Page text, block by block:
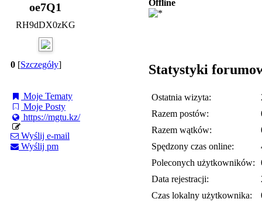
oe7Q1
RH9dDX0zKG
0 [Szczegóły]
Moje Tematy
Moje Posty
https://mgtu.kz/
Wyślij e-mail
Wyślij pm
Offline
Statystyki
Ostatnia wizyta:
Razem postów:
Razem wątków:
Spędzony czas online:
Poleconych użytkowników:
Data rejestracji:
Czas lokalny użytkownika: